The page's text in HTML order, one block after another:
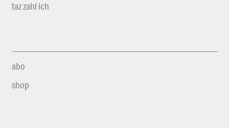
taz zahl ich
abo
shop